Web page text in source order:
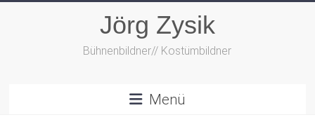
Jörg Zysik
Bühnenbildner// Kostümbildner
Menü